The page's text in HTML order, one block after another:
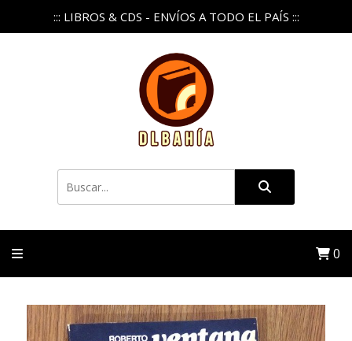
::: LIBROS & CDS - ENVÍOS A TODO EL PAÍS :::
0